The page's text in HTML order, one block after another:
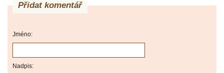
Přidat komentář
Jméno:
Nadpis: